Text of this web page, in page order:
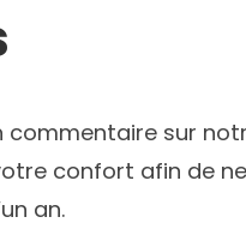
commentaire sur
confort afin de
an.